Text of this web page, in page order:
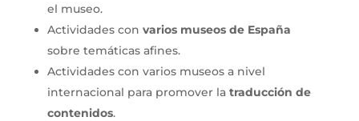
el museo.
Actividades con varios museos de España
sobre temáticas afines.
Actividades con varios museos a nivel
internacional para promover la traducción de
contenidos.